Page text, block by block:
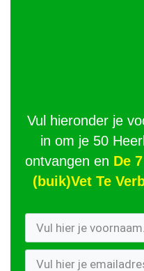
Vul hieronder je
in om je 50
ontvangen en De
(buik)Vet Te